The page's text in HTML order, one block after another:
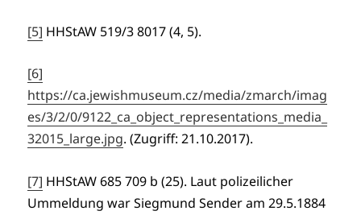
[5] HHStAW 519/3 8017 (4, 5).
[6]
https://ca.jewishmuseum.cz/media/zmarch/imag
es/3/2/0/9122_ca_object_representations_media_
32015_large.jpg. (Zugriff: 21.10.2017).
[7] HHStAW 685 709 b (25). Laut polizeilicher
Ummeldung war Siegmund Sender am 29.5.1884